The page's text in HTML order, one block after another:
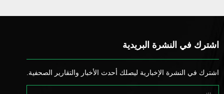
اشترك في النشرة البريدية
اشترك في النشرة الإخبارية ليصلك أحدث الأخبار والتقارير الصحفية.